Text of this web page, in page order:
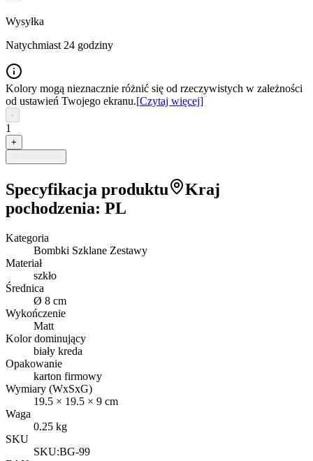
Wysyłka
Natychmiast 24 godziny
Kolory mogą nieznacznie różnić się od rzeczywistych w zależności
od ustawień Twojego ekranu.[Czytaj więcej]
-
1
+
Specyfikacja produktu
Kraj
pochodzenia: PL
Kategoria
Bombki Szklane Zestawy
Materiał
szkło
Średnica
Ø 8 cm
Wykończenie
Matt
Kolor dominujący
biały kreda
Opakowanie
karton firmowy
Wymiary (WxSxG)
19.5 × 19.5 × 9 cm
Waga
0.25 kg
SKU
SKU:BG-99